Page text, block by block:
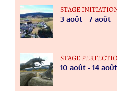
STAGE
3 août - 7 août
STAGE
10 août - 14 août